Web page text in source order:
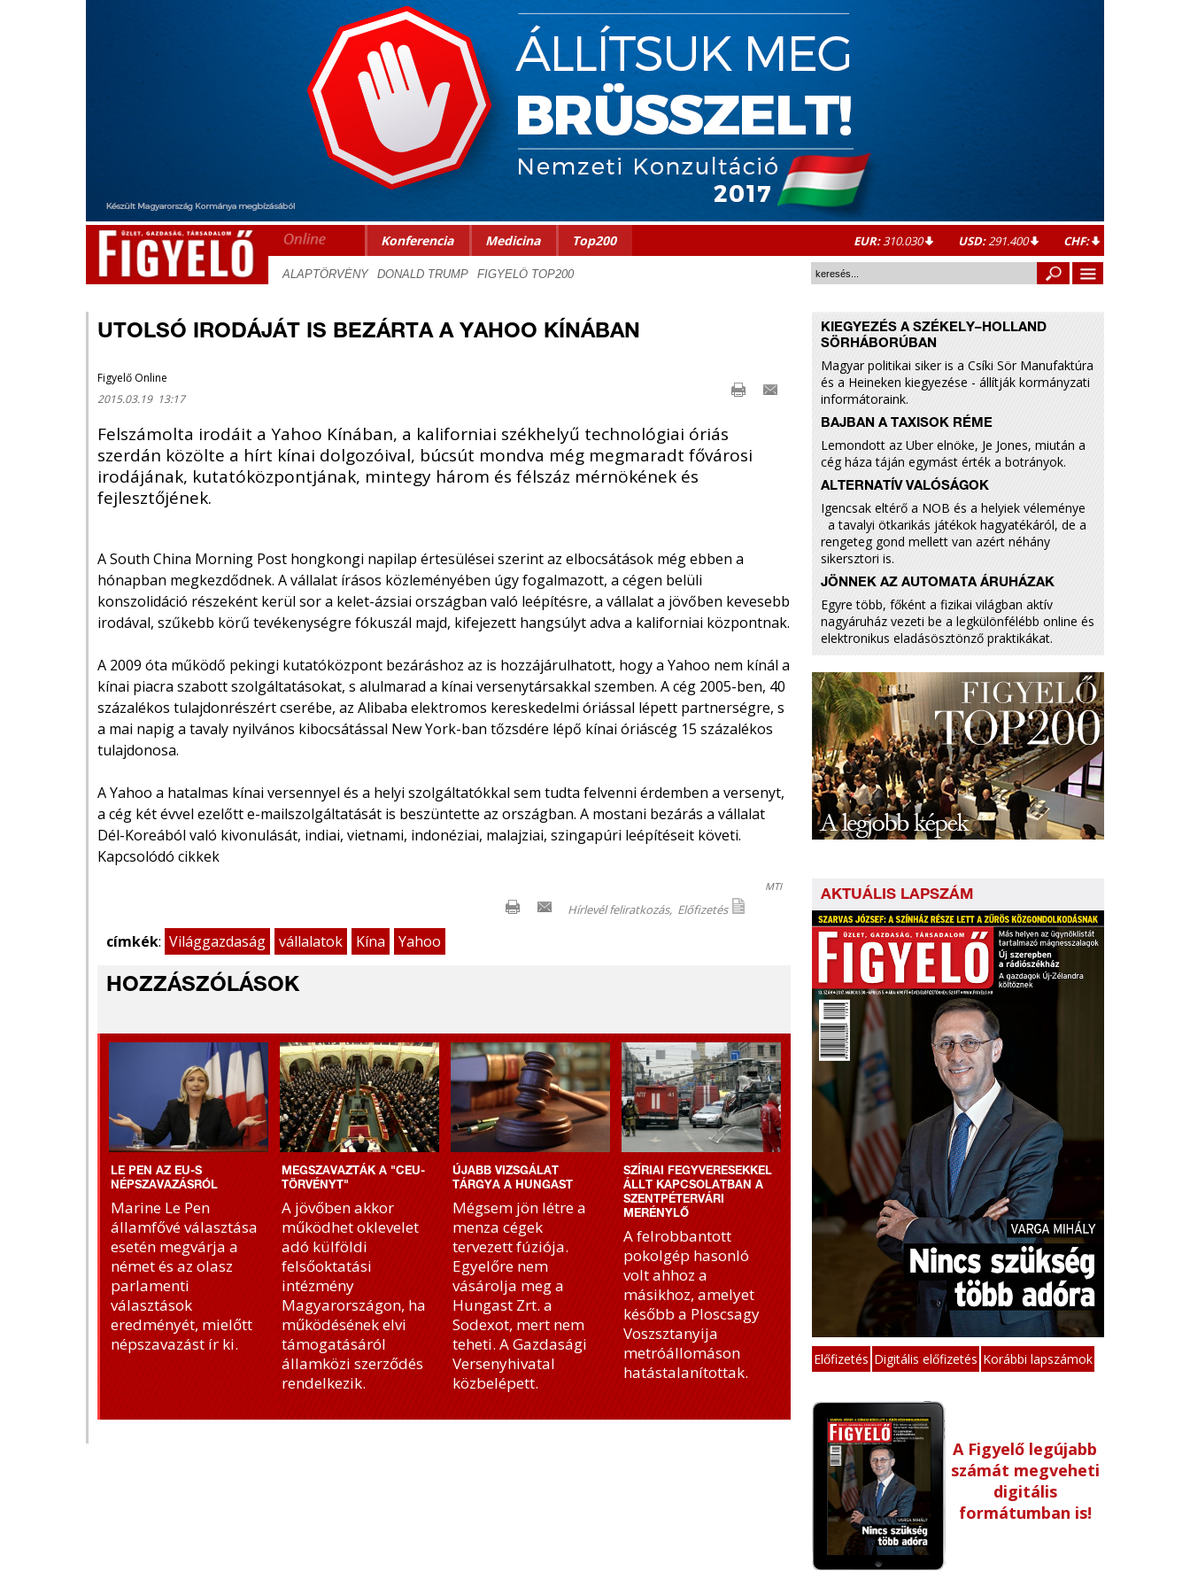
Konferencia Medicina Top200 EUR:310.030 USD:291.400 CHF:
UTOLSÓ IRODÁJÁT IS BEZÁRTA A YAHOO KÍNÁBAN
Figyelő Online
2015.03.19 13:17
Felszámolta irodáit a Yahoo Kínában, a kaliforniai székhelyű technológiai óriás
szerdán közölte a hírt kínai dolgozóival, búcsút mondva még megmaradt fővárosi
irodájának, kutatóközpontjának, mintegy három és félszáz mérnökének és
fejlesztőjének.
A South China Morning Post hongkongi napilap értesülései szerint az elbocsátások még ebben a
hónapban megkezdődnek. A vállalat írásos közleményében úgy fogalmazott, a cégen belüli
konszolidáció részeként kerül sor a kelet-ázsiai országban való leépítésre, a vállalat a jövőben kevesebb
irodával, szűkebb körű tevékenységre fókuszál majd, kifejezett hangsúlyt adva a kaliforniai központnak.
A 2009 óta működő pekingi kutatóközpont bezáráshoz az is hozzájárulhatott, hogy a Yahoo nem kínál a
kínai piacra szabott szolgáltatásokat, s alulmarad a kínai versenytársakkal szemben. A cég 2005-ben, 40
százalékos tulajdonrészért cserébe, az Alibaba elektromos kereskedelmi óriással lépett partnerségre, s
a mai napig a tavaly nyilvános kibocsátással New York-ban tőzsdére lépő kínai óriáscég 15 százalékos
tulajdonosa.
A Yahoo a hatalmas kínai versennyel és a helyi szolgáltatókkal sem tudta felvenni érdemben a versenyt,
a cég két évvel ezelőtt e-mailszolgáltatását is beszüntette az országban. A mostani bezárás a vállalat
Dél-Koreából való kivonulását, indiai, vietnami, indonéziai, malajziai, szingapúri leépítéseit követi.
Kapcsolódó cikkek
MTI
Előfizetés
Hírlevél feliratkozás,
címkék: Világgazdaság vállalatok Kína Yahoo
HOZZÁSZÓLÁSOK
LE PEN AZ EU-S
NÉPSZAVAZÁSRÓL
Marine Le Pen
államfővé választása
esetén megvárja a
német és az olasz
parlamenti
választások
eredményét, mielőtt
népszavazást ír ki.
MEGSZAVAZTÁK A "CEU-
TÖRVÉNYT"
A jövőben akkor
működhet oklevelet
adó külföldi
felsőoktatási
intézmény
Magyarországon, ha
működésének elvi
támogatásáról
államközi szerződés
rendelkezik.
ÚJABB VIZSGÁLAT
TÁRGYA A HUNGAST
Mégsem jön létre a
menza cégek
tervezett fúziója.
Egyelőre nem
vásárolja meg a
Hungast Zrt. a
Sodexot, mert nem
teheti. A Gazdasági
Versenyhivatal
közbelépett.
SZÍRIAI FEGYVERESEKKEL
ÁLLT KAPCSOLATBAN A
SZENTPÉTERVÁRI
MERÉNYLŐ
A felrobbantott
pokolgép hasonló
volt ahhoz a
másikhoz, amelyet
később a Ploscsagy
Voszsztanyija
metróállomáson
hatástalanítottak.
KIEGYEZÉS A SZÉKELY–HOLLAND
SÖRHÁBORÚBAN
Magyar politikai siker is a Csíki Sör Manufaktúra
és a Heineken kiegyezése - állítják kormányzati
informátoraink.
BAJBAN A TAXISOK RÉME
Lemondott az Uber elnöke, Jeff Jones, miután a
cég háza táján egymást érték a botrányok.
ALTERNATÍV VALÓSÁGOK
Igencsak eltérő a NOB és a helyiek véleménye
a tavalyi ötkarikás játékok hagyatékáról, de a
rengeteg gond mellett van azért néhány
sikersztori is.
JÖNNEK AZ AUTOMATA ÁRUHÁZAK
Egyre több, főként a fizikai világban aktív
nagyáruház vezeti be a legkülönfélébb online és
elektronikus eladásösztönző praktikákat.
AKTUÁLIS LAPSZÁM
Előfizetés Digitális előfizetés Korábbi lapszámok
A Figyelő legújabb
számát megveheti
digitális
formátumban is!